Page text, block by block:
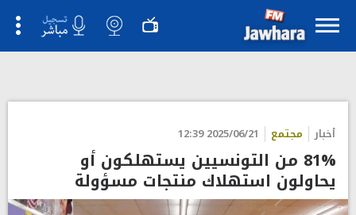
منتجات مسؤولة (منتجات واضحة المصدر وتحترم البيئة ولا تتسبب
أخبار مجتمع 2025/06/21 12:39
81% من التونسيين يستهلكون أو
يحاولون استهلاك منتجات مسؤولة